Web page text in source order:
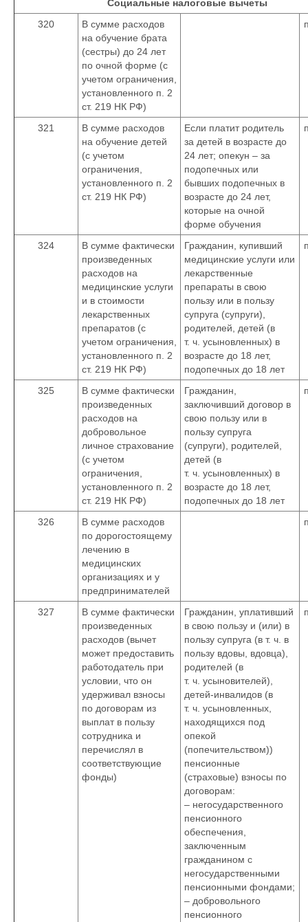
Социальные налоговые вычеты
320
В сумме расходов
на обучение брата
(сестры) до 24 лет
по очной форме (с
учетом ограничения,
установленного п. 2
ст. 219 НК РФ)
321
В сумме расходов
на обучение детей
(с учетом
ограничения,
установленного п. 2
ст. 219 НК РФ)
Если платит родитель
за детей в возрасте до
24 лет; опекун – за
подопечных или
бывших подопечных в
возрасте до 24 лет,
которые на очной
форме обучения
324
В сумме фактически
произведенных
расходов на
медицинские услуги
и в стоимости
лекарственных
препаратов (с
учетом ограничения,
установленного п. 2
ст. 219 НК РФ)
Гражданин, купивший
медицинские услуги или
лекарственные
препараты в свою
пользу или в пользу
супруга (супруги),
родителей, детей (в
т. ч. усыновленных) в
возрасте до 18 лет,
подопечных до 18 лет
325
В сумме фактически
произведенных
расходов на
добровольное
личное страхование
(с учетом
ограничения,
установленного п. 2
ст. 219 НК РФ)
Гражданин,
заключивший договор в
свою пользу или в
пользу супруга
(супруги), родителей,
детей (в
т. ч. усыновленных) в
возрасте до 18 лет,
подопечных до 18 лет
326
В сумме расходов
по дорогостоящему
лечению в
медицинских
организациях и у
предпринимателей
327
В сумме фактически
произведенных
расходов (вычет
может предоставить
работодатель при
условии, что он
удерживал взносы
по договорам из
выплат в пользу
сотрудника и
перечислял в
соответствующие
фонды)
Гражданин, уплативший
в свою пользу и (или) в
пользу супруга (в т. ч. в
пользу вдовы, вдовца),
родителей (в
т. ч. усыновителей),
детей-инвалидов (в
т. ч. усыновленных,
находящихся под
опекой
(попечительством))
пенсионные
(страховые) взносы по
договорам:
– негосударственного
пенсионного
обеспечения,
заключенным
гражданином с
негосударственными
пенсионными фондами;
– добровольного
пенсионного